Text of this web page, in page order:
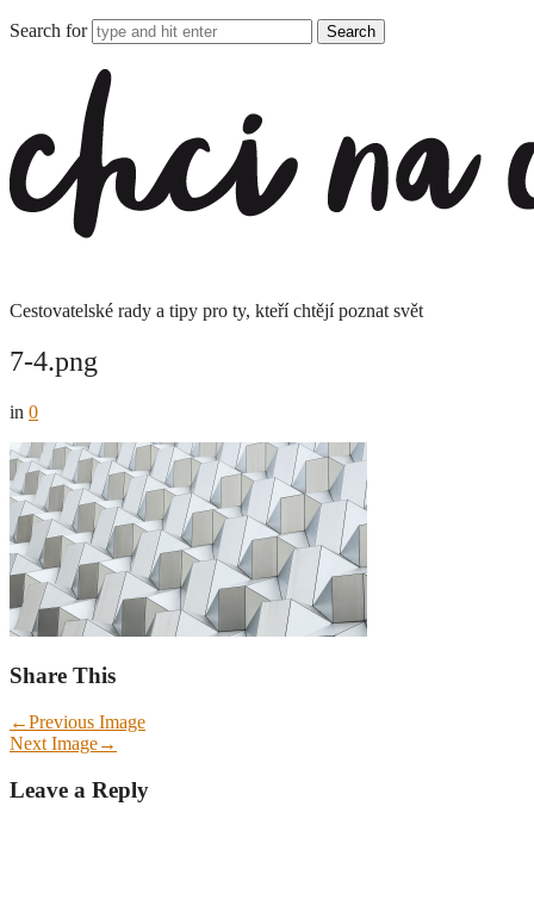
Search for
na
cesty
Cestovatelské rady a tipy pro ty, kteří chtějí poznat svět
7-4.png
in 0
Share This
←Previous Image
Next Image→
Leave a Reply